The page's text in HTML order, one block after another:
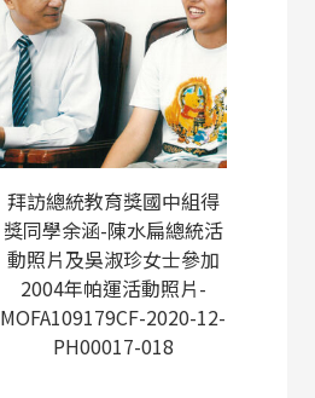
拜訪總統教育獎國中組得
獎同學余涵-陳水扁總統活
動照片及吳淑珍女士參加
2004年帕運活動照片-
MOFA109179CF-2020-12-
PH00017-018